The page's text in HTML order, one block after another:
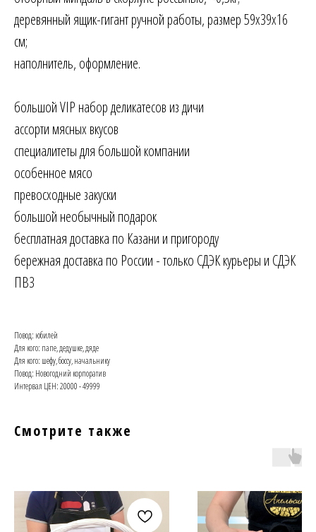
деревянный ящик-гигант ручной работы, размер 59х39х16
см;
наполнитель, оформление.
большой VIP набор деликатесов из дичи
ассорти мясных вкусов
специалитеты для большой компании
особенное мясо
превосходные закуски
большой необычный подарок
бесплатная доставка по Казани и пригороду
бережная доставка по России - только СДЭК курьеры и СДЭК
ПВЗ
Повод: юбилей
Для кого: папе, дедушке, дяде
Для кого: шефу, боссу, начальнику
Повод: Новогодний корпоратив
Интервал ЦЕН: 20000 - 49999
Смотрите также